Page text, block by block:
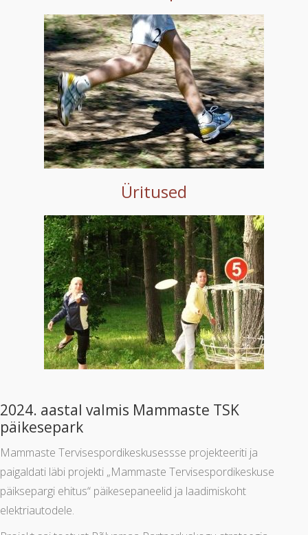
Üritused
2024. aastal valmis Mammaste TSK
päikesepark
Mammaste Tervisespordikeskusessse projekteeriti ja
paigaldati läbi projekti „Mammaste Tervisespordikeskuse
päiksepargi ehitus“ päikesepaneelid ja laadimiskoht
elektriautodele.